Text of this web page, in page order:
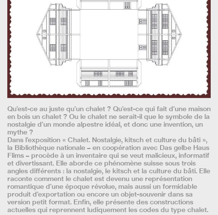
Qu’est-ce au juste qu’un chalet ? Qu’est-ce qui fait d’une maison
en bois un chalet ? Ou le chalet ne serait-il que le symbole de la
nostalgie d’un monde alpestre idéal, et donc une invention, un
mythe ?
Dans l’exposition « Chalet. Nostalgie, kitsch et culture du bâti »,
la Bibliothèque nationale – en coopération avec Das gelbe Haus
Flims – procède à un inventaire qui se veut malicieux, informatif
et divertissant. Elle aborde ce phénomène suisse sous trois
angles différents : la nostalgie, le kitsch et la culture du bâti. Elle
raconte comment le chalet est devenu une représentation
romantique d’une époque révolue, mais aussi un formidable
produit d’exportation ou encore un objet-souvenir dans sa
version petit format. Enfin, elle présente des constructions
actuelles qui reprennent ludiquement les codes du type chalet.